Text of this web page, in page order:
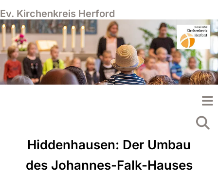
Ev. Kirchenkreis Herford
Hiddenhausen: Der Umbau
des Johannes-Falk-Hauses